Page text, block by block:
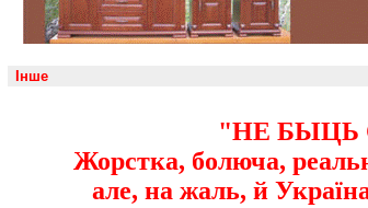
Інше
"НЕ БЫЦЬ
Жорстка, болюча,
але, на жаль, й